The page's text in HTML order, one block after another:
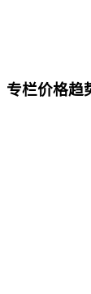
专栏价格趋